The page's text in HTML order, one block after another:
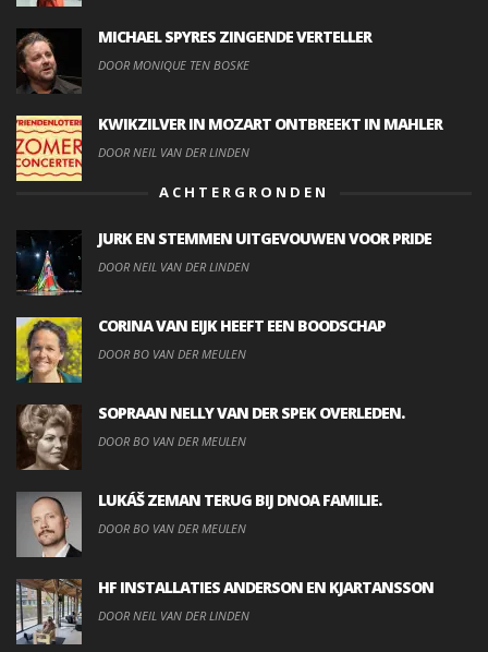
MICHAEL SPYRES ZINGENDE VERTELLER
DOOR MONIQUE TEN BOSKE
KWIKZILVER IN MOZART ONTBREEKT IN MAHLER
DOOR NEIL VAN DER LINDEN
ACHTERGRONDEN
JURK EN STEMMEN UITGEVOUWEN VOOR PRIDE
DOOR NEIL VAN DER LINDEN
CORINA VAN EIJK HEEFT EEN BOODSCHAP
DOOR BO VAN DER MEULEN
SOPRAAN NELLY VAN DER SPEK OVERLEDEN.
DOOR BO VAN DER MEULEN
LUKÁŠ ZEMAN TERUG BIJ DNOA FAMILIE.
DOOR BO VAN DER MEULEN
HF INSTALLATIES ANDERSON EN KJARTANSSON
DOOR NEIL VAN DER LINDEN